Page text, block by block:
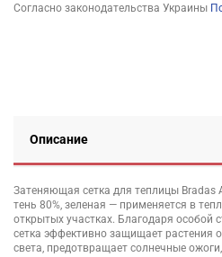
Согласно законодательства Украины
Описание
Затеняющая сетка для теплицы Bradas
тень 80%, зеленая — применяется в
открытых участках. Благодаря особой
сетка эффективно защищает растения
света, предотвращает солнечные